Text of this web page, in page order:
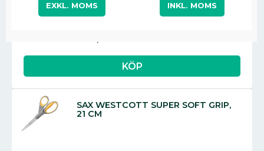
SAX WESTCOTT SUPER SOFT GRIP,
21 CM
EXKL. MOMS INKL. MOMS